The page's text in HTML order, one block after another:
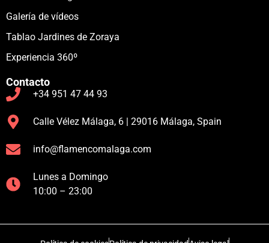
Galería de vídeos
Tablao Jardines de Zoraya
Experiencia 360º
Contacto
+34 951 47 44 93
Calle Vélez Málaga, 6 | 29016 Málaga, Spain
info@flamencomalaga.com
Lunes a Domingo
10:00 – 23:00